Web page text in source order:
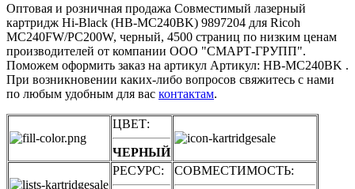
Оптовая и розничная продажа Совместимый лазерный
картридж Hi-Black (HB-MC240BK) 9897204 для Ricoh
MC240FW/PC200W, черный, 4500 страниц по низким ценам
производителей от компании ООО "СМАРТ-ГРУПП".
Поможем оформить заказ на артикул Артикул: HB-MC240BK .
При возникновении каких-либо вопросов свяжитесь с нами
по любым удобным для вас контактам.
ЦВЕТ:
ЧЕРНЫЙ
РЕСУРС:
СОВМЕСТИМОСТЬ: